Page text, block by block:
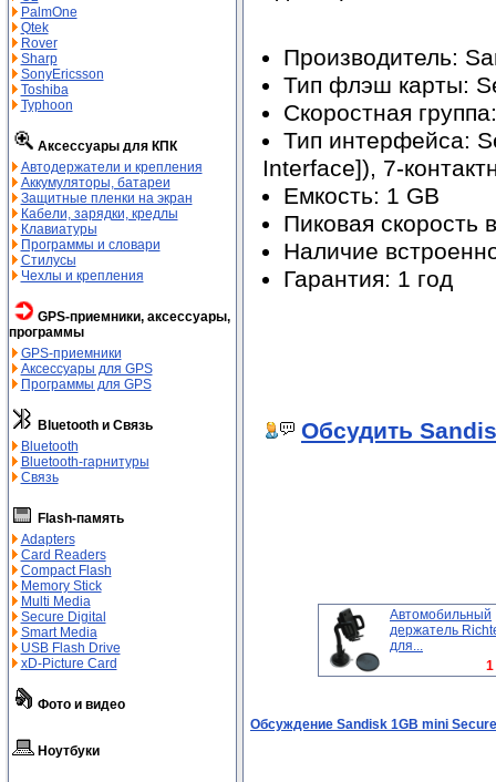
PalmOne
Qtek
Rover
Sharp
SonyEricsson
Toshiba
Typhoon
Аксессуары для КПК
Автодержатели и крепления
Аккумуляторы, батареи
Защитные пленки на экран
Кабели, зарядки, кредлы
Клавиатуры
Программы и словари
Стилусы
Чехлы и крепления
GPS-приемники, аксессуары,
программы
GPS-приемники
Аксессуары для GPS
Программы для GPS
Bluetooth и Связь
Bluetooth
Bluetooth-гарнитуры
Связь
Flash-память
Adapters
Card Readers
Compact Flash
Memory Stick
Multi Media
Secure Digital
Smart Media
USB Flash Drive
xD-Picture Card
Фото и видео
Ноутбуки
Производитель:
Тип флэш карты:
Скоростная
Тип интерфейса:
Interface]), 7-
Емкость: 1 GB
Пиковая скорость
Наличие
Гарантия: 1 год
Обсудить
Автомобильный
держатель
для...
1
Обсуждение Sandisk 1GB mini